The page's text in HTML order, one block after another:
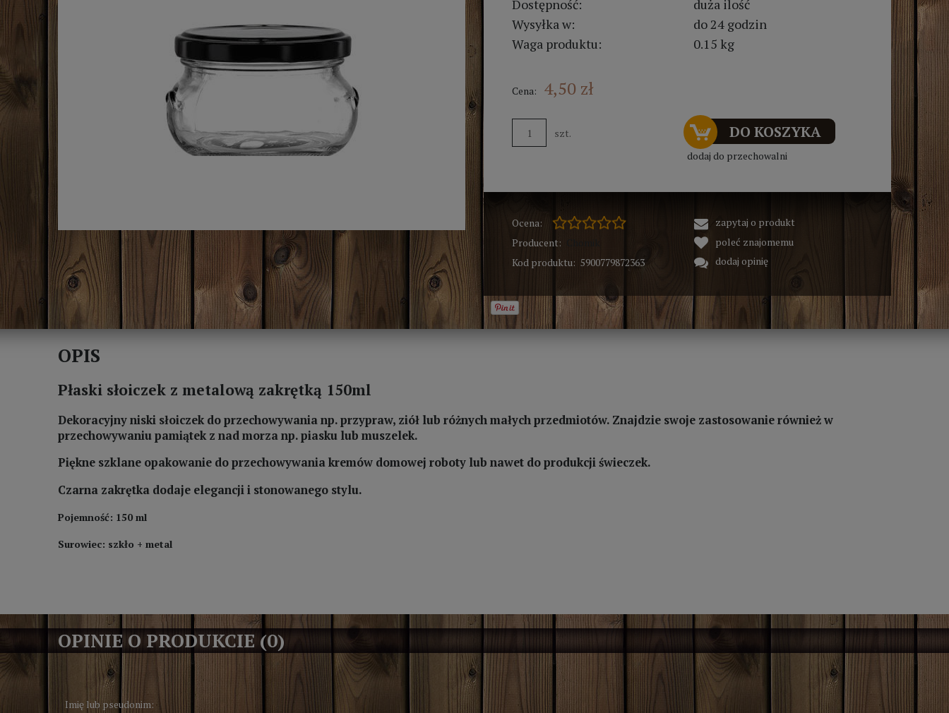
Dostępność:
duża ilość
Wysyłka w:
do 24 godzin
Waga produktu:
0.15 kg
Cena: 4,50 zł
szt. DO KOSZYKA
dodaj do przechowalni
Ocena:
Producent:
Kod produktu: 5900779872363
zapytaj o produkt
poleć znajomemu
dodaj opinię
OPIS
Płaski słoiczek z metalową zakrętką 150ml
Dekoracyjny niski słoiczek do przechowywania np. przypraw, ziół lub różnych małych przedmiotów. Znajdzie swoje zastosowanie również w
przechowywaniu pamiątek z nad morza np. piasku lub muszelek.
Piękne szklane opakowanie do przechowywania kremów domowej roboty lub nawet do produkcji świeczek.
Czarna zakrętka dodaje elegancji i stonowanego stylu.
Pojemność: 150 ml
Surowiec: szkło + metal
OPINIE O PRODUKCIE (0)
Imię lub pseudonim: